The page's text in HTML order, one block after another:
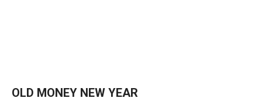
OLD MONEY NEW YEAR